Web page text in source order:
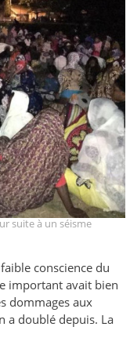
suite à un séisme
conscience du
important avait bien
dommages aux
a doublé depuis. La